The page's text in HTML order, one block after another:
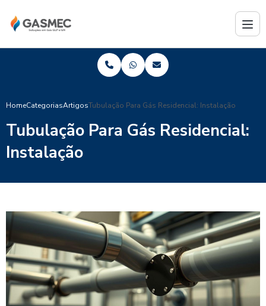
HomeCategoriasArtigosTubulação Para Gás Residencial: Instalação
Tubulação Para Gás Residencial:
Instalação